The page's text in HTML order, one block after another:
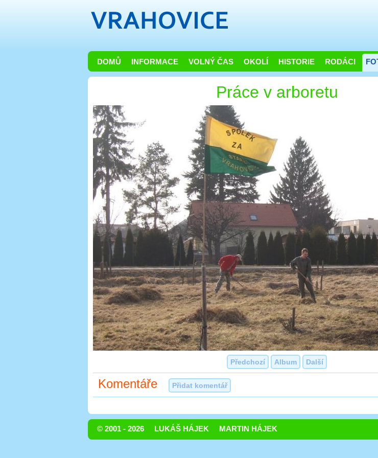
DOMŮ INFORMACE VOLNÝ ČAS OKOLÍ HISTORIE RODÁCI
Práce v arboretu
Předchozí Album Další
Komentáře Přidat komentář
© 2001 - 2026 LUKÁŠ HÁJEK MARTIN HÁJEK